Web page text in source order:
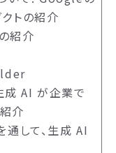
トの紹介
紹介
AI が企業で
介
通して、生成 AI